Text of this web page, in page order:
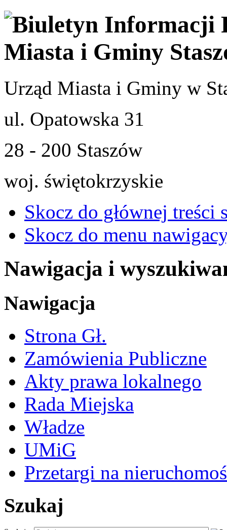
Urząd Miasta i Gminy w
ul. Opatowska 31
28 - 200 Staszów
woj. świętokrzyskie
Skocz do głównej treści
Skocz do menu
Nawigacja i
Nawigacja
Strona Gł.
Zamówienia Publiczne
Akty prawa lokalnego
Rada Miejska
Władze
UMiG
Przetargi na
Szukaj